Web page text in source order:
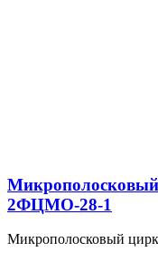
2ФЦМО-28-1
Микрополосковый